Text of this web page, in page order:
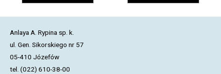
Anlaya A. Rypina sp. k.
ul. Gen. Sikorskiego nr 57
05-410 Józefów
tel. (022) 610-38-00